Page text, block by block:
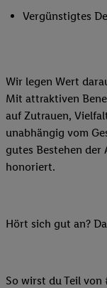
Vergünstigtes
Wir legen Wert
Mit attraktiven
auf Zutrauen,
unabhängig vom
gutes Bestehen der
honoriert.
Hört sich gut an?
So wirst du Teil von